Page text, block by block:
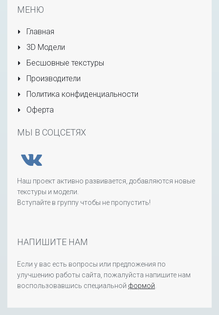
МЕНЮ
Главная
3D Модели
Бесшовные текстуры
Производители
Политика конфиденциальности
Оферта
МЫ В СОЦСЕТЯХ
Наш проект активно развивается, добавляются новые
текстуры и модели.
Вступайте в группу чтобы не пропустить!
НАПИШИТЕ НАМ
Если у вас есть вопросы или предложения по
улучшению работы сайта, пожалуйста напишите нам
воспользовавшись специальной формой